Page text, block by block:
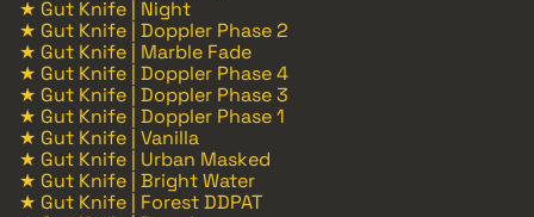
★ Gut Knife | Night
★ Gut Knife | Doppler Phase 2
★ Gut Knife | Marble Fade
★ Gut Knife | Doppler Phase 4
★ Gut Knife | Doppler Phase 3
★ Gut Knife | Doppler Phase 1
★ Gut Knife | Vanilla
★ Gut Knife | Urban Masked
★ Gut Knife | Bright Water
★ Gut Knife | Forest DDPAT